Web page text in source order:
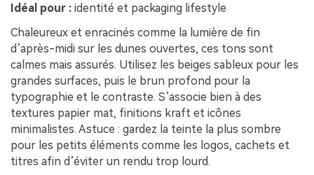
Idéal pour : identité et packaging lifestyle
Chaleureux et enracinés comme la lumière de fin
d’après-midi sur les dunes ouvertes, ces tons sont
calmes mais assurés. Utilisez les beiges sableux pour les
grandes surfaces, puis le brun profond pour la
typographie et le contraste. S’associe bien à des
textures papier mat, finitions kraft et icônes
minimalistes. Astuce : gardez la teinte la plus sombre
pour les petits éléments comme les logos, cachets et
titres afin d’éviter un rendu trop lourd.